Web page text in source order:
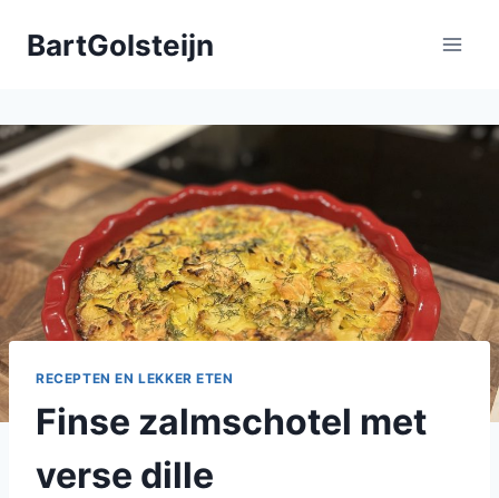
naarBartGolsteijn
RECEPTEN EN LEKKER ETEN
Finse zalmschotel met
verse dille